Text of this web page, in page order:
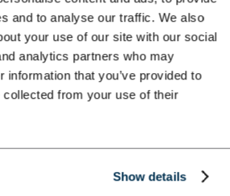
and to analyse our traffic. We also
your use of our site with our social
analytics partners who may
information that you’ve provided to
collected from your use of their
Show details
als Tool, sondern als Hebel
und Transformation, egal
sie sich befinden, wir
individuellen Situation